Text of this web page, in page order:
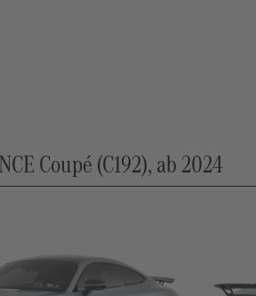
Coupé (C192), ab 2024